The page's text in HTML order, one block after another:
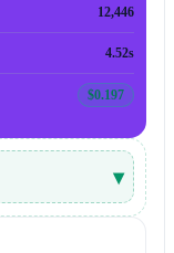
12,446
4.52s
$0.197
▾